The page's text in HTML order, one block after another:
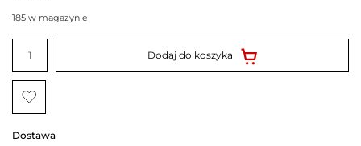
Dostawa
185 w magazynie
ilość
KRATKA
DO
KOMINKA
LUFT
GRAFIT
6x60
Dodaj do koszyka